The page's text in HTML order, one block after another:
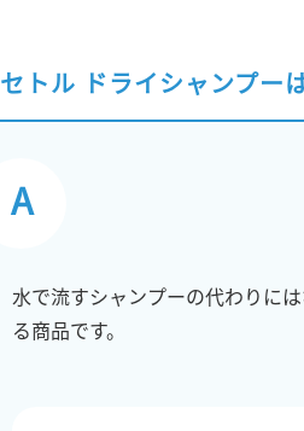
セトル ドライシャンプー
水で流すシャンプーの代わりに
る商品です。